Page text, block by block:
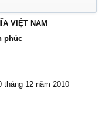
VIỆT NAM
phúc
tháng 12 năm 2010